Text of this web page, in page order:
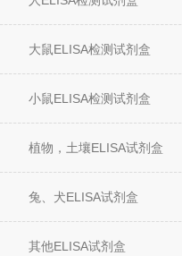
大鼠ELISA检测试剂盒
小鼠ELISA检测试剂盒
植物，土壤ELISA试剂盒
兔、犬ELISA试剂盒
其他ELISA试剂盒